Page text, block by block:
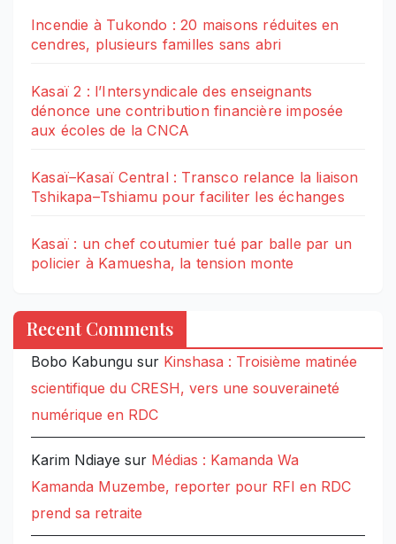
Incendie à Tukondo : 20 maisons réduites en
cendres, plusieurs familles sans abri
Kasaï 2 : l’Intersyndicale des enseignants
dénonce une contribution financière imposée
aux écoles de la CNCA
Kasaï–Kasaï Central : Transco relance la liaison
Tshikapa–Tshiamu pour faciliter les échanges
Kasaï : un chef coutumier tué par balle par un
policier à Kamuesha, la tension monte
Recent Comments
Bobo Kabungu sur Kinshasa : Troisième matinée
scientifique du CRESH, vers une souveraineté
numérique en RDC
Karim Ndiaye sur Médias : Kamanda Wa
Kamanda Muzembe, reporter pour RFI en RDC
prend sa retraite